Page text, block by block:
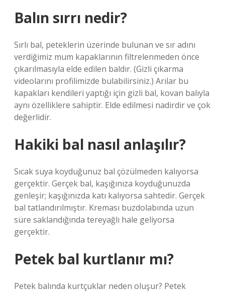
Balın sırrı nedir?
Sırlı bal, peteklerin üzerinde bulunan ve sır adını
verdiğimiz mum kapaklarının filtrelenmeden önce
çıkarılmasıyla elde edilen baldır. (Gizli çıkarma
videolarını profilimizde bulabilirsiniz.) Arılar bu
kapakları kendileri yaptığı için gizli bal, kovan balıyla
aynı özelliklere sahiptir. Elde edilmesi nadirdir ve çok
değerlidir.
Hakiki bal nasıl anlaşılır?
Sıcak suya koyduğunuz bal çözülmeden kalıyorsa
gerçektir. Gerçek bal, kaşığınıza koyduğunuzda
genleşir; kaşığınızda katı kalıyorsa sahtedir. Gerçek
bal tatlandırılmıştır. Kreması buzdolabında uzun
süre saklandığında tereyağlı hale geliyorsa
gerçektir.
Petek bal kurtlanır mı?
Petek balında kurtçuklar neden oluşur? Petek